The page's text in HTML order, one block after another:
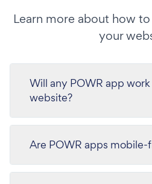
Learn more about how
your
Will any POWR app
website?
Are POWR apps mobile-